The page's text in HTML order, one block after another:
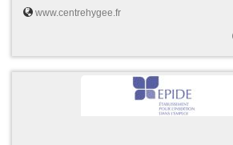
www.centrehygee.fr